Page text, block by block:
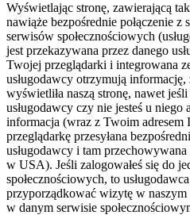
Wyświetlając stronę, zawierającą
nawiąże bezpośrednie połączenie
serwisów społecznościowych
jest przekazywana przez danego
Twojej przeglądarki i integrowana
usługodawcy otrzymują
wyświetliła naszą stronę, nawet
usługodawcy czy nie jesteś u niego
informacja (wraz z Twoim adresem
przeglądarkę przesyłana
usługodawcy i tam
w USA). Jeśli zalogowałeś się do
społecznościowych, to
przyporządkować wizytę w
w danym serwisie